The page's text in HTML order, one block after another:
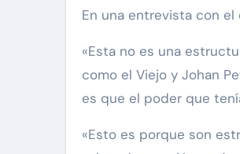
En una entrevista con
«Esta no es una
como el Viejo y Johan
es que el poder que
«Esto es porque son